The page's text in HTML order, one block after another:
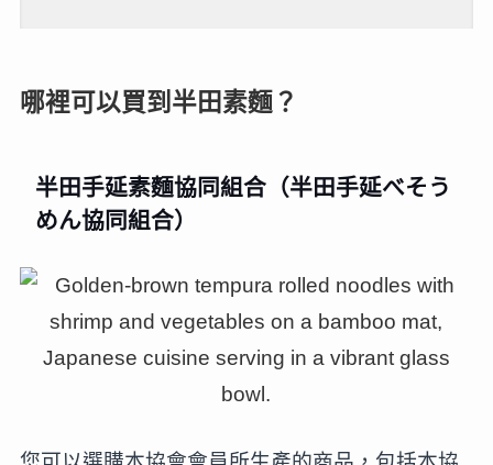
哪裡可以買到半田素麵？
半田手延素麵協同組合（半田手延べそう
めん協同組合）